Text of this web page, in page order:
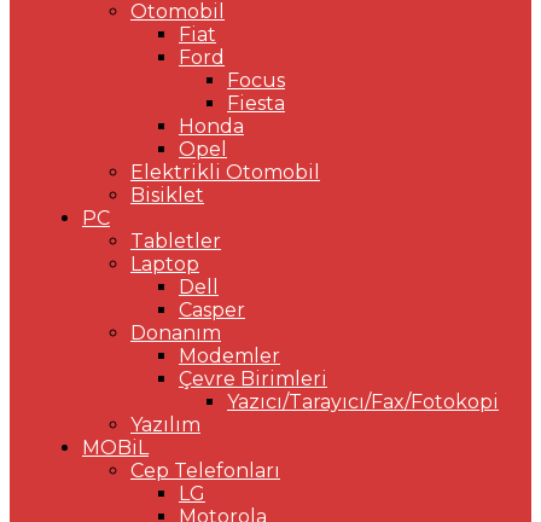
Otomobil
Fiat
Ford
Focus
Fiesta
Honda
Opel
Elektrikli Otomobil
Bisiklet
PC
Tabletler
Laptop
Dell
Casper
Donanım
Modemler
Çevre Birimleri
Yazıcı/Tarayıcı/Fax/Fotokopi
Yazılım
MOBiL
Cep Telefonları
LG
Motorola